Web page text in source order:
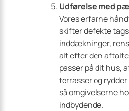
Udførelse med
Vores erfarne
skifter defekte
inddækninger,
alt efter den
passer på dit hus,
terrasser og rydder
så omgivelserne
indbydende.